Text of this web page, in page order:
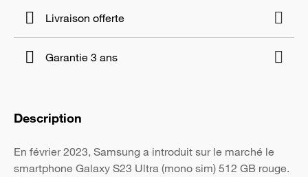
Livraison offerte
Garantie 3 ans
Description
En février 2023, Samsung a introduit sur le marché le
smartphone Galaxy S23 Ultra (mono sim) 512 GB rouge.